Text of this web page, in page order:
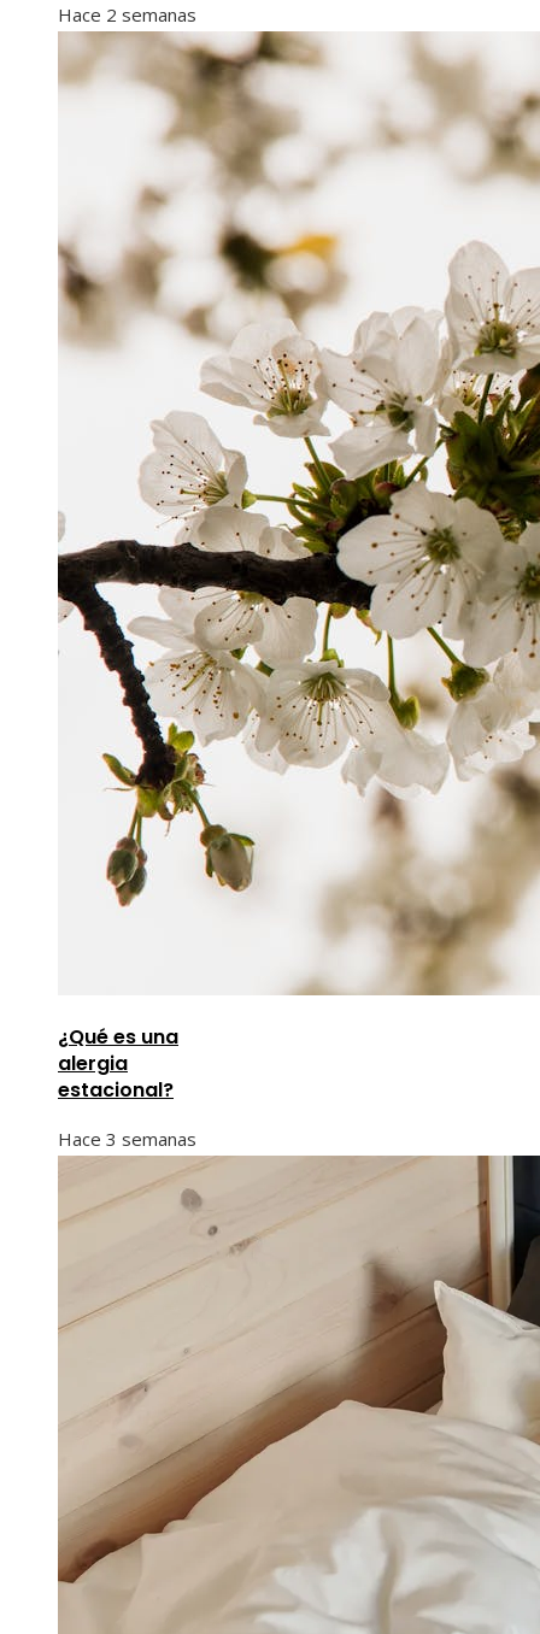
Hace 2 semanas
¿Qué es una
alergia
estacional?
Hace 3 semanas